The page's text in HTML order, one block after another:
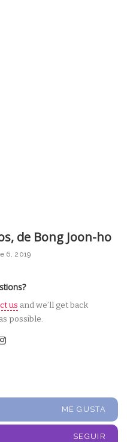
de Bong Joon-ho
6, 2019
us and we’ll get back
possible.
ME GUSTA
SEGUIR